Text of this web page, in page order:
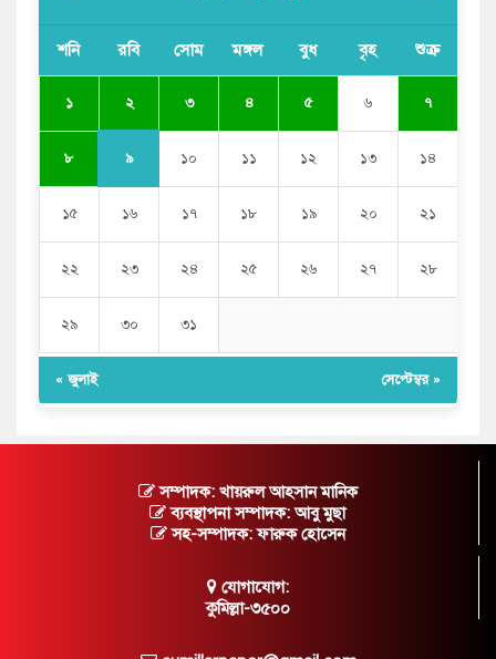
শনি রবি সোম মঙ্গল বুধ বৃহ শুক্র
১ ২ ৩ ৪ ৫ ৬ ৭
৮ ৯ ১০ ১১ ১২ ১৩ ১৪
১৫ ১৬ ১৭ ১৮ ১৯ ২০ ২১
২২ ২৩ ২৪ ২৫ ২৬ ২৭ ২৮
২৯ ৩০ ৩১
« জুলাই সেপ্টেম্বর »
সম্পাদক: খায়রুল আহসান মানিক
ব্যবস্থাপনা সম্পাদক: আবু মুছা
সহ-সম্পাদক: ফারুক হোসেন
যোগাযোগ:
কুমিল্লা-৩৫০০